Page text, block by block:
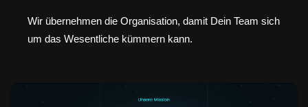
Wir übernehmen die Organisation, damit Dein Team sich
um das Wesentliche kümmern kann.